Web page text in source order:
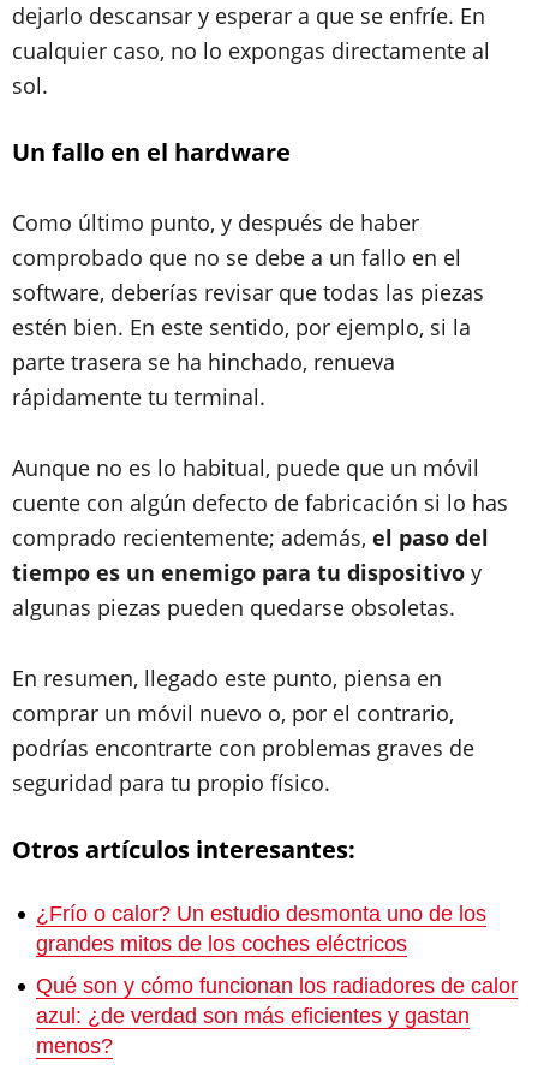
dejarlo descansar y esperar a que se enfríe. En
cualquier caso, no lo expongas directamente al
sol.
Un fallo en el hardware
Como último punto, y después de haber
comprobado que no se debe a un fallo en el
software, deberías revisar que todas las piezas
estén bien. En este sentido, por ejemplo, si la
parte trasera se ha hinchado, renueva
rápidamente tu terminal.
Aunque no es lo habitual, puede que un móvil
cuente con algún defecto de fabricación si lo has
comprado recientemente; además, el paso del
tiempo es un enemigo para tu dispositivo y
algunas piezas pueden quedarse obsoletas.
En resumen, llegado este punto, piensa en
comprar un móvil nuevo o, por el contrario,
podrías encontrarte con problemas graves de
seguridad para tu propio físico.
Otros artículos interesantes:
¿Frío o calor? Un estudio desmonta uno de los
grandes mitos de los coches eléctricos
Qué son y cómo funcionan los radiadores de calor
azul: ¿de verdad son más eficientes y gastan
menos?